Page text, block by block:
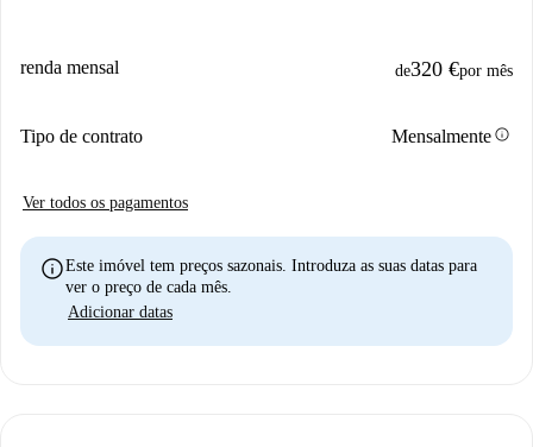
renda mensal de320 €por mês
Tipo de contrato Mensalmenteinfo
Ver todos os pagamentos
infoEste imóvel tem preços sazonais. Introduza as suas datas para
ver o preço de cada mês.
Adicionar datas